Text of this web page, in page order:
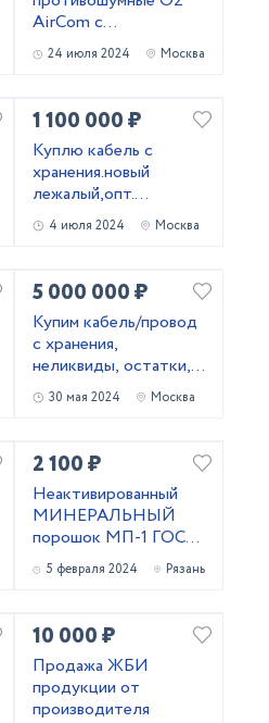
AirCom с
радиосвязью со
стандартным
24 июля 2024 Москва
1 100 000 ₽
Kyплю кабель c
хранения.новый
лежалый,опт.
Неликвиды
4 июля 2024 Москва
5 000 000 ₽
Купим кабель/провод
с хранения,
неликвиды, остатки,
новый.
30 мая 2024 Москва
2 100 ₽
Неактивированный
МИНЕРАЛЬНЫЙ
порошок МП-1 ГОСТ
52129-03 и МП-2
ГОСТ 32761-14
5 февраля 2024 Рязань
10 000 ₽
Продажа ЖБИ
продукции от
производителя